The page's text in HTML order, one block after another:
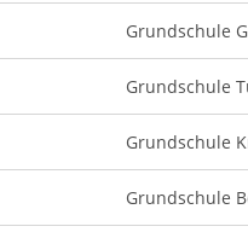
Grundschule
Grundschule
Grundschule
Grundschule